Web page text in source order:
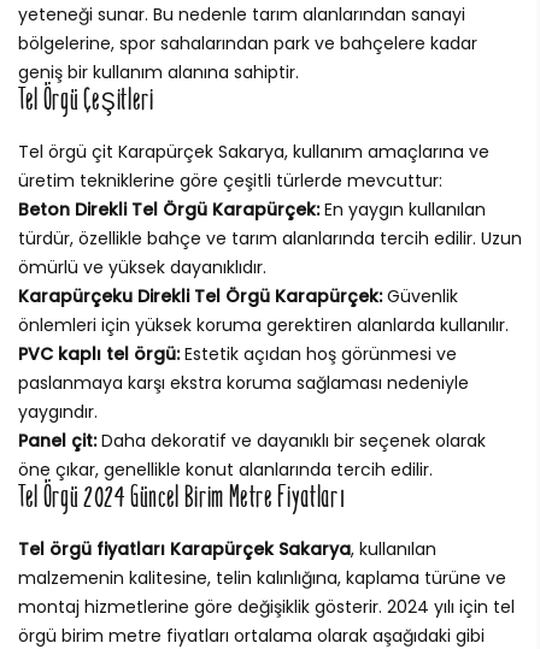
yeteneği sunar. Bu nedenle tarım alanlarından sanayi
bölgelerine, spor sahalarından park ve bahçelere kadar
geniş bir kullanım alanına sahiptir.
Tel Örgü Çeşitleri
Tel örgü çit Karapürçek Sakarya, kullanım amaçlarına ve
üretim tekniklerine göre çeşitli türlerde mevcuttur:
Beton Direkli Tel Örgü Karapürçek:En yaygın kullanılan
türdür, özellikle bahçe ve tarım alanlarında tercih edilir. Uzun
ömürlü ve yüksek dayanıklıdır.
Karapürçeku Direkli Tel Örgü Karapürçek:Güvenlik
önlemleri için yüksek koruma gerektiren alanlarda kullanılır.
PVC kaplı tel örgü:Estetik açıdan hoş görünmesi ve
paslanmaya karşı ekstra koruma sağlaması nedeniyle
yaygındır.
Panel çit:Daha dekoratif ve dayanıklı bir seçenek olarak
öne çıkar, genellikle konut alanlarında tercih edilir.
Tel Örgü 2024 Güncel Birim Metre Fiyatları
Tel örgü fiyatları Karapürçek Sakarya, kullanılan
malzemenin kalitesine, telin kalınlığına, kaplama türüne ve
montaj hizmetlerine göre değişiklik gösterir. 2024 yılı için tel
örgü birim metre fiyatları ortalama olarak aşağıdaki gibi